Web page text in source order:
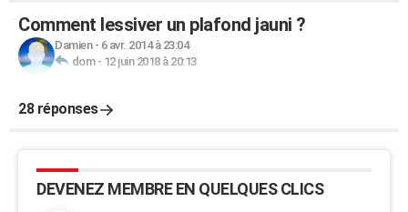
Comment lessiver un plafond jauni ?
Damien- 6 avr. 2014 à 23:04
dom- 12 juin 2018 à 20:13
28 réponses
DEVENEZ MEMBRE EN QUELQUES CLICS